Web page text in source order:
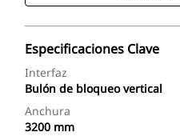
Especificaciones Clave
Interfaz
Bulón de bloqueo vertical
Anchura
3200 mm